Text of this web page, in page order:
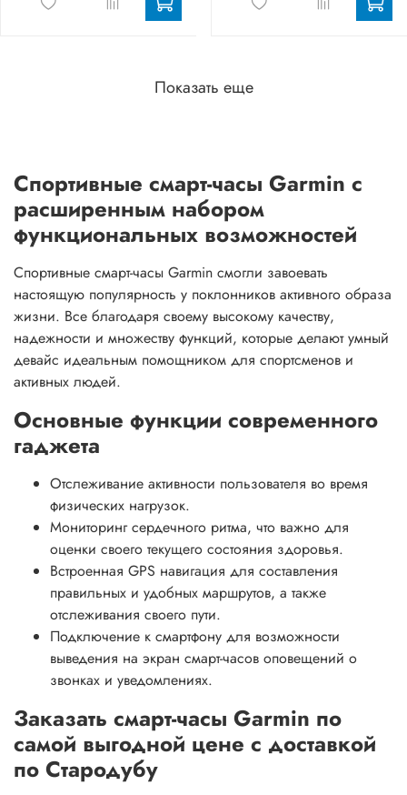
Показать еще
Спортивные смарт-часы Garmin с
расширенным набором
функциональных возможностей
Спортивные смарт-часы Garmin смогли завоевать
настоящую популярность у поклонников активного образа
жизни. Все благодаря своему высокому качеству,
надежности и множеству функций, которые делают умный
девайс идеальным помощником для спортсменов и
активных людей.
Основные функции современного
гаджета
Отслеживание активности пользователя во время
физических нагрузок.
Мониторинг сердечного ритма, что важно для
оценки своего текущего состояния здоровья.
Встроенная GPS навигация для составления
правильных и удобных маршрутов, а также
отслеживания своего пути.
Подключение к смартфону для возможности
выведения на экран смарт-часов оповещений о
звонках и уведомлениях.
Заказать смарт-часы Garmin по
самой выгодной цене с доставкой
по Стародубу